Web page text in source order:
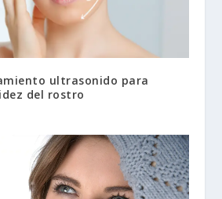
ultrasonido para
del rostro